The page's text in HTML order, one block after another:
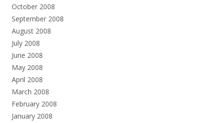
October 2008
September 2008
August 2008
July 2008
June 2008
May 2008
April 2008
March 2008
February 2008
January 2008